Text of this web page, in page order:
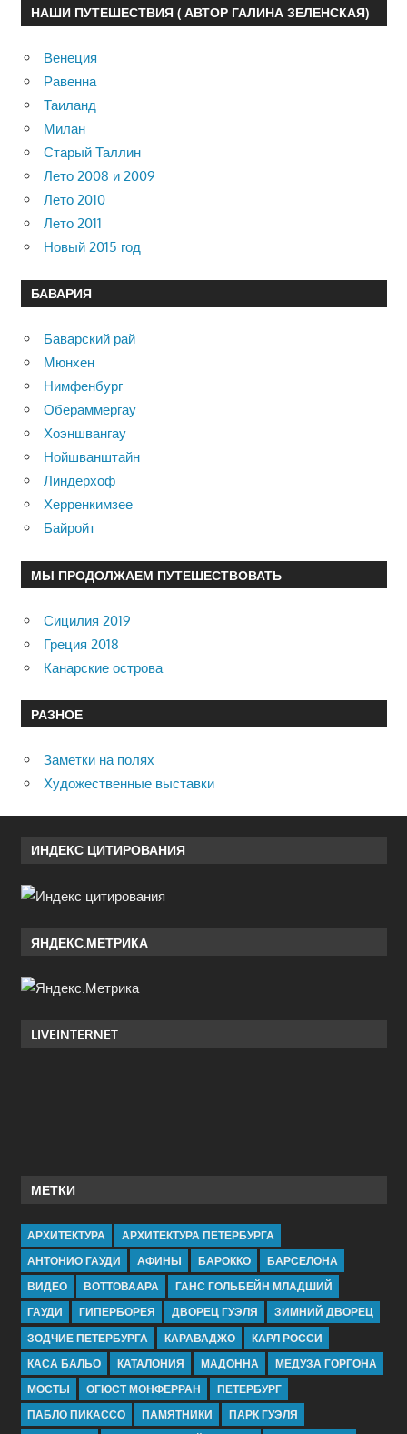
НАШИ ПУТЕШЕСТВИЯ ( АВТОР ГАЛИНА ЗЕЛЕНСКАЯ)
Венеция
Равенна
Таиланд
Милан
Старый Таллин
Лето 2008 и 2009
Лето 2010
Лето 2011
Новый 2015 год
БАВАРИЯ
Баварский рай
Мюнхен
Нимфенбург
Обераммергау
Хоэншвангау
Нойшванштайн
Линдерхоф
Херренкимзее
Байройт
МЫ ПРОДОЛЖАЕМ ПУТЕШЕСТВОВАТЬ
Сицилия 2019
Греция 2018
Канарские острова
РАЗНОЕ
Заметки на полях
Художественные выставки
ИНДЕКС ЦИТИРОВАНИЯ
ЯНДЕКС.МЕТРИКА
LIVEINTERNET
МЕТКИ
АРХИТЕКТУРА
АРХИТЕКТУРА ПЕТЕРБУРГА
АНТОНИО ГАУДИ
АФИНЫ БАРОККО
БАРСЕЛОНА
ВИДЕО
ВОТТОВААРА
ГАНС ГОЛЬБЕЙН МЛАДШИЙ
ГАУДИ
ГИПЕРБОРЕЯ ДВОРЕЦ ГУЭЛЯ
ЗИМНИЙ ДВОРЕЦ
ЗОДЧИЕ ПЕТЕРБУРГА
КАРАВАДЖО
КАРЛ РОССИ
КАСА БАЛЬО
КАТАЛОНИЯ МАДОННА
МЕДУЗА ГОРГОНА
МОСТЫ
ОГЮСТ МОНФЕРРАН
ПЕТЕРБУРГ
ПАБЛО ПИКАССО
ПАМЯТНИКИ
ПАРК ГУЭЛЯ